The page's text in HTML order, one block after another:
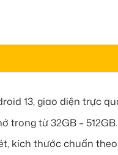
13, giao diện trực
trong từ 32GB – 512GB.
kích thước chuẩn